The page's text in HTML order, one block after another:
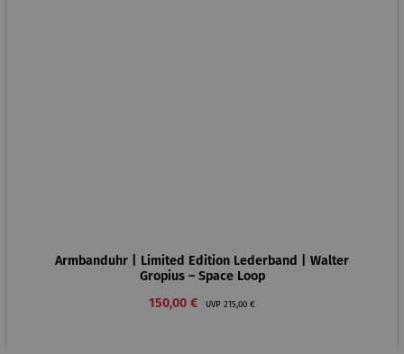
Armbanduhr | Limited Edition Lederband | Walter
Gropius – Space Loop
Verkaufspreis:
150,00 € UVP Regulärer Preis:
215,00 €